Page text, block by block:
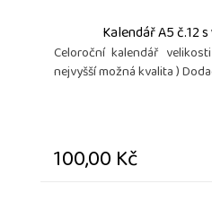
Kalendář A5 č.12
Celoroční kalendář
nejvyšší možná kvalita )
100,00 Kč